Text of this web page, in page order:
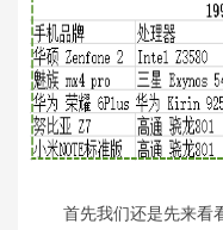
首先我们还是先来看